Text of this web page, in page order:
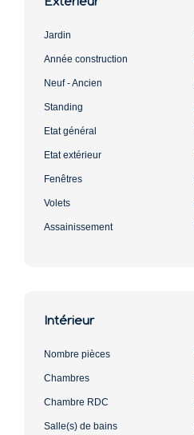
Jardin
Année construction
Neuf - Ancien
Standing
Etat général
Etat extérieur
Fenêtres
Volets
Assainissement
Intérieur
Nombre pièces
Chambres
Chambre RDC
Salle(s) de bains